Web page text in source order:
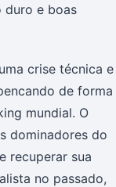
duro e boas
crise técnica e
de forma
mundial. O
dominadores do
recuperar sua
no passado,